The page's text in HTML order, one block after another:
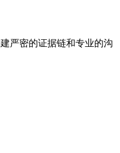
严密的证据链和专业的沟